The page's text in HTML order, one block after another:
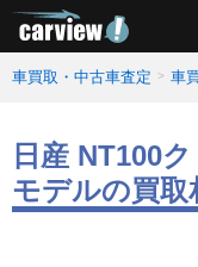
車買取・中古車査定 車
日産 NT100
モデルの買取